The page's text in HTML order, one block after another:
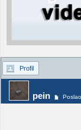
Profil
pein